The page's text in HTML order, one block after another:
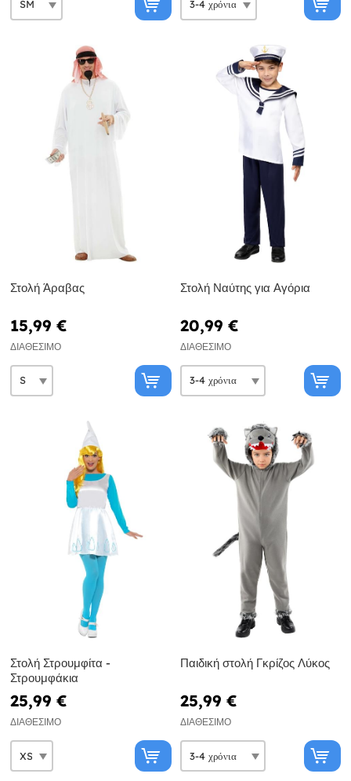
Στολή Άραβας
15,99 €
ΔΙΑΘΈΣΙΜΟ
Στολή Ναύτης για Αγόρια
20,99 €
ΔΙΑΘΈΣΙΜΟ
Στολή Στρουμφίτα -
Στρουμφάκια
25,99 €
ΔΙΑΘΈΣΙΜΟ
Παιδική στολή Γκρίζος Λύκος
25,99 €
ΔΙΑΘΈΣΙΜΟ